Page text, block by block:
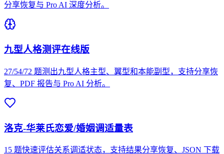
分享恢复与 Pro AI 深度分析。
九型人格测评在线版
27/54/72 题测出九型人格主型、翼型和本能副型，支持分享恢
复、PDF 报告与 Pro AI 分析。
洛克-华莱氏恋爱/婚姻调适量表
15 题快速评估关系调适状态，支持结果分享恢复、JSON 下载